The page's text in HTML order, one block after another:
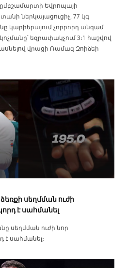
Եվրոպայի
ներկայացուցիչ, 77 կգ
կարիերայում չորրորդ անգամ
եզրափակչում 3։1 հաշվով
վրացի Ռամազ Զոիձեի
սեղմման ուժի
է սահմանել
սեղմման ուժի նոր
սահմանել։